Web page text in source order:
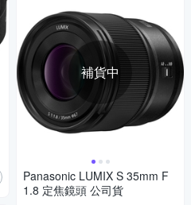
補貨中
Panasonic LUMIX S 35mm F
1.8 定焦鏡頭 公司貨